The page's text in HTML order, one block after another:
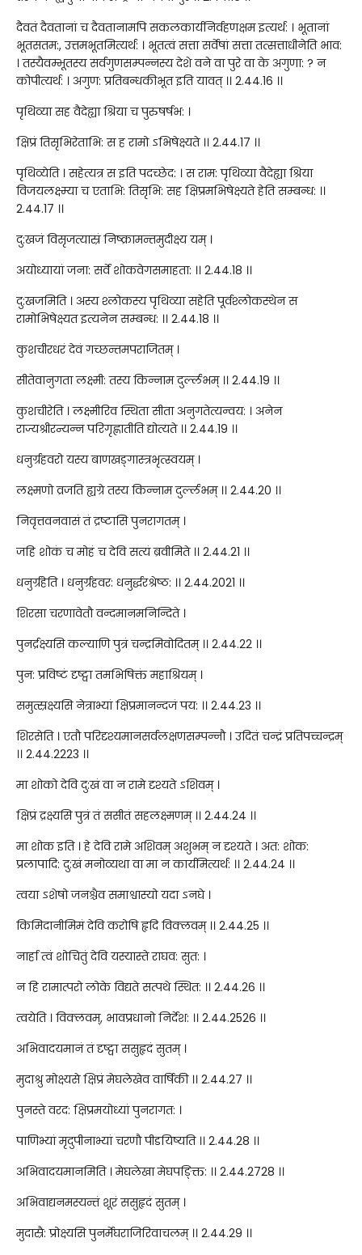
दैवतं दैवतानां च दैवतानामपि सकलकार्यनिर्वहणक्षम इत्यर्थ: । भूतानां
भूतसतम:, उत्तमभूतमित्यर्थ: । भूतत्वं सत्ता सर्वेषां सत्ता तत्सत्ताधीनेति भाव:
। तस्यैवम्भूतस्य सर्वगुणसम्पन्नस्य देशे वने वा पुरे वा के अगुणा: ? न
कोपीत्यर्थ: । अगुण: प्रतिबन्धकीभूत इति यावत् ।। 2.44.16 ।।
पृथिव्या सह वैदेह्या श्रिया च पुरुषर्षभ: ।
क्षिप्रं तिसृभिरेताभि: स ह रामो ऽभिषेक्ष्यते ।। 2.44.17 ।।
पृथिव्येति । सहेत्यत्र स इति पदच्छेद: । स राम: पृथिव्या वैदेह्या श्रिया
विजयलक्ष्म्या च एताभि: तिसृभि: सह क्षिप्रमभिषेक्ष्यते हेति सम्बन्ध: ।।
2.44.17 ।।
दु:खजं विसृजत्यास्रं निष्क्रामन्तमुदीक्ष्य यम् ।
अयोध्यायां जना: सर्वे शोकवेगसमाहता: ।। 2.44.18 ।।
दु:खजमिति । अस्य श्लोकस्य पृथिव्या सहेति पूर्वश्लोकस्थेन स
रामोभिषेक्ष्यत इत्यनेन सम्बन्ध: ।। 2.44.18 ।।
कुशचीरधरं देवं गच्छन्तमपराजितम् ।
सीतेवानुगता लक्ष्मी: तस्य किन्नाम दुर्ल्लभम् ।। 2.44.19 ।।
कुशचीरेति । लक्ष्मीरिव स्थिता सीता अनुगतेत्यन्वय: । अनेन
राज्यश्रीरन्यन्न परिगृह्णातीति द्योत्यते ।। 2.44.19 ।।
धनुर्ग्रहवरो यस्य बाणखड्गास्त्रभृत्स्वयम् ।
लक्ष्मणो व्रजति ह्यग्रे तस्य किन्नाम दुर्ल्लभम् ।। 2.44.20 ।।
निवृत्तवनवासं तं द्रष्टासि पुनरागतम् ।
जहि शोकं च मोहं च देवि सत्यं ब्रवीमिते ।। 2.44.21 ।।
धनुर्ग्रहेति । धनुर्ग्रहवर: धनुर्द्धरश्रेष्ठ: ।। 2.44.2021 ।।
शिरसा चरणावेतौ वन्दमानमनिन्दिते ।
पुनर्द्रक्ष्यसि कल्याणि पुत्रं चन्द्रमिवोदितम् ।। 2.44.22 ।।
पुन: प्रविष्टं दृष्ट्वा तमभिषिक्तं महाश्रियम् ।
समुत्स्रक्ष्यसि नेत्राभ्यां क्षिप्रमानन्दजं पय: ।। 2.44.23 ।।
शिरसेति । एतौ परिदृश्यमानसर्वलक्षणसम्पन्नौ । उदितं चन्द्रं प्रतिपच्चन्द्रम्
।। 2.44.2223 ।।
मा शोको देवि दु:खं वा न रामे दृश्यते ऽशिवम् ।
क्षिप्रं द्रक्ष्यसि पुत्रं तं ससीतं सहलक्ष्मणम् ।। 2.44.24 ।।
मा शोक इति । हे देवि रामे अशिवम् अशुभम् न दृश्यते । अत: शोक:
प्रलापादि: दु:खं मनोव्यथा वा मा न कार्यमित्यर्थ: ।। 2.44.24 ।।
त्वया ऽशेषो जनश्चैव समाश्वास्यो यदा ऽनघे ।
किमिदानीमिमं देवि करोषि हृदि विक्लवम् ।। 2.44.25 ।।
नार्हा त्वं शोचितुं देवि यस्यास्ते राघव: सुत: ।
न हि रामात्परो लोके विद्यते सत्पथे स्थित: ।। 2.44.26 ।।
त्वयेति । विक्लवम्, भावप्रधानो निर्देश: ।। 2.44.2526 ।।
अभिवादयमानं तं दृष्ट्वा ससुहृदं सुतम् ।
मुदाश्रु मोक्ष्यसे क्षिप्रं मेघलेखेव वार्षिकी ।। 2.44.27 ।।
पुनस्ते वरद: क्षिप्रमयोध्यां पुनरागत: ।
पाणिभ्यां मृदुपीनाभ्यां चरणौ पीडयिष्यति ।। 2.44.28 ।।
अभिवादयमानमिति । मेघलेखा मेघपङ्क्ति: ।। 2.44.2728 ।।
अभिवाद्यनमस्यन्तं शूरं ससुहृदं सुतम् ।
मुदास्रै: प्रोक्ष्यसि पुनर्मेघराजिरिवाचलम् ।। 2.44.29 ।।